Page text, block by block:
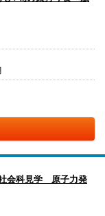
社会科見学 原子力発